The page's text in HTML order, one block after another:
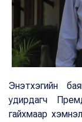
Энэтхэгийн
удирдагч
гайхмаар